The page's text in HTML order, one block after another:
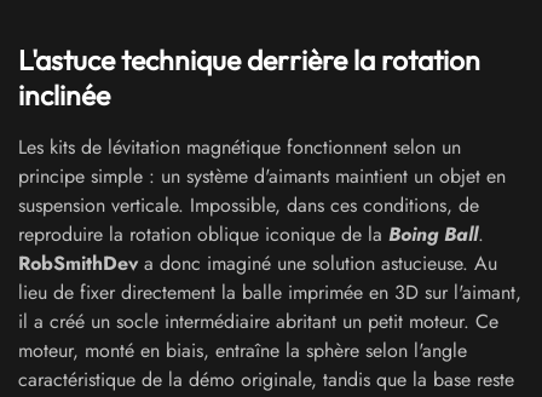
L'astuce technique derrière la rotation
inclinée
Les kits de lévitation magnétique fonctionnent selon un
principe simple : un système d'aimants maintient un objet en
suspension verticale. Impossible, dans ces conditions, de
reproduire la rotation oblique iconique de la Boing Ball.
RobSmithDev a donc imaginé une solution astucieuse. Au
lieu de fixer directement la balle imprimée en 3D sur l'aimant,
il a créé un socle intermédiaire abritant un petit moteur. Ce
moteur, monté en biais, entraîne la sphère selon l'angle
caractéristique de la démo originale, tandis que la base reste